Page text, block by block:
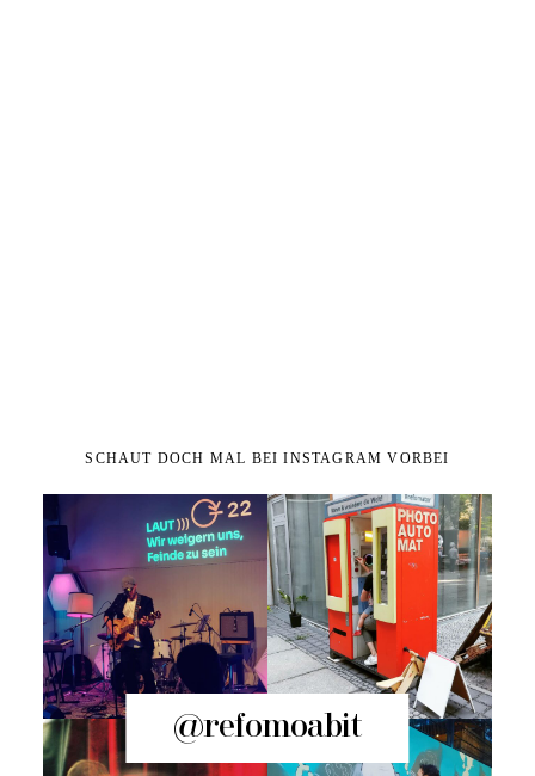
SCHAUT DOCH MAL BEI INSTAGRAM VORBEI
@refomoabit